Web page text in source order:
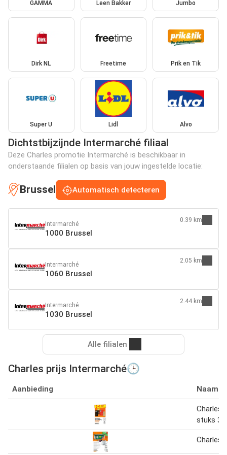
GAMMA Leen Bakker Jumbo
Dirk NL Freetime Prik en Tik
Super U Lidl Alvo
Dichtstbijzijnde Intermarché filiaal
Deze Charles promotie Intermarché is beschikbaar in
onderstaande filialen op basis van jouw ingestelde locatie:
Brussel Automatisch detecteren
Intermarché
1000 Brussel
0.39 km
Intermarché
1060 Brussel
2.05 km
Intermarché
1030 Brussel
2.44 km
Alle filialen
Charles prijs Intermarché🕒
Aanbieding Naam
Charles
stuks 3
Charles